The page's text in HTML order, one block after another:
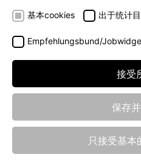
中文 (ZH)
SERVICE
基本cookies 出于统计
Empfehlungsbund/
接受
保存
只接受基